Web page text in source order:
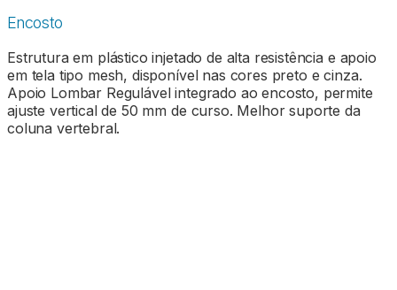
Encosto
Estrutura em plástico injetado de alta resistência e apoio
em tela tipo mesh, disponível nas cores preto e cinza.
Apoio Lombar Regulável integrado ao encosto, permite
ajuste vertical de 50 mm de curso. Melhor suporte da
coluna vertebral.